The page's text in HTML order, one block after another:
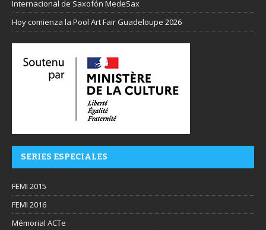
Internacional de Saxofón MedeSax
Hoy comienza la Pool Art Fair Guadeloupe 2026
SERIES ESPECIALES
FEMI 2015
FEMI 2016
Mémorial ACTe